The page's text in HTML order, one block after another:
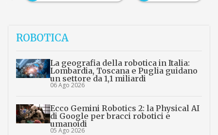
ROBOTICA
La geografia della robotica in Italia:
Lombardia, Toscana e Puglia guidano
un settore da 1,1 miliardi
06 Ago 2026
Ecco Gemini Robotics 2: la Physical AI
di Google per bracci robotici e
umanoidi
05 Ago 2026